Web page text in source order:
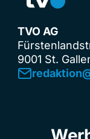
TVO AG
9001 St.